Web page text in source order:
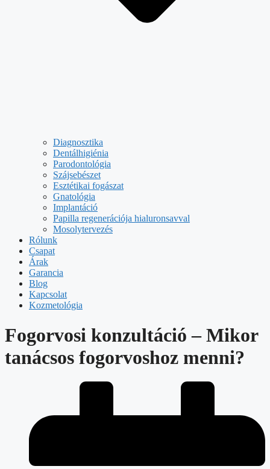
Diagnosztika
Dentálhigiénia
Parodontológia
Szájsebészet
Esztétikai fogászat
Gnatológia
Implantáció
Papilla regenerációja hialuronsavval
Mosolytervezés
Rólunk
Csapat
Árak
Garancia
Blog
Kapcsolat
Kozmetológia
Fogorvosi konzultáció – Mikor
tanácsos fogorvoshoz menni?